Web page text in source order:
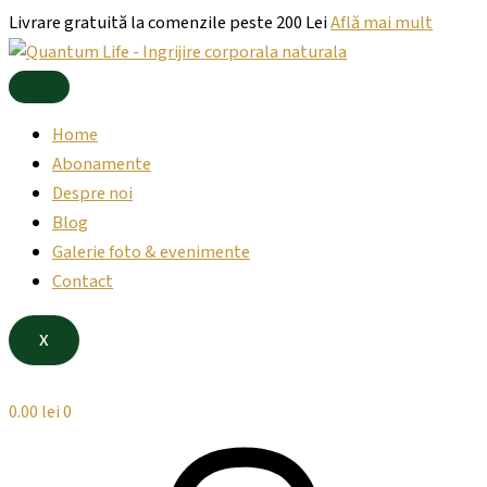
Skip
to
content
Livrare gratuită la comenzile peste 200 LeiAflă mai mult
Home
Abonamente
Despre noi
Blog
Galerie foto & evenimente
Contact
X
0.00 lei0
search
search
Gel
de
Duș
cu
Cocos,